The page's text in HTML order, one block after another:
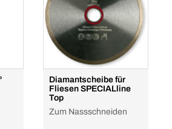
Diamantscheibe für
Fliesen SPECIALline
Top
Zum Nassschneiden